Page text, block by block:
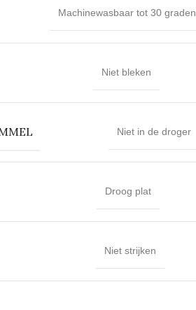
Machinewasbaar tot 30 graden
Niet bleken
Niet in de droger
Droog plat
Niet strijken